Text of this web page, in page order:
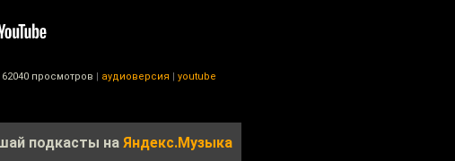
62040 просмотров | аудиоверсия | youtube
подкасты на Яндекс.Музыка